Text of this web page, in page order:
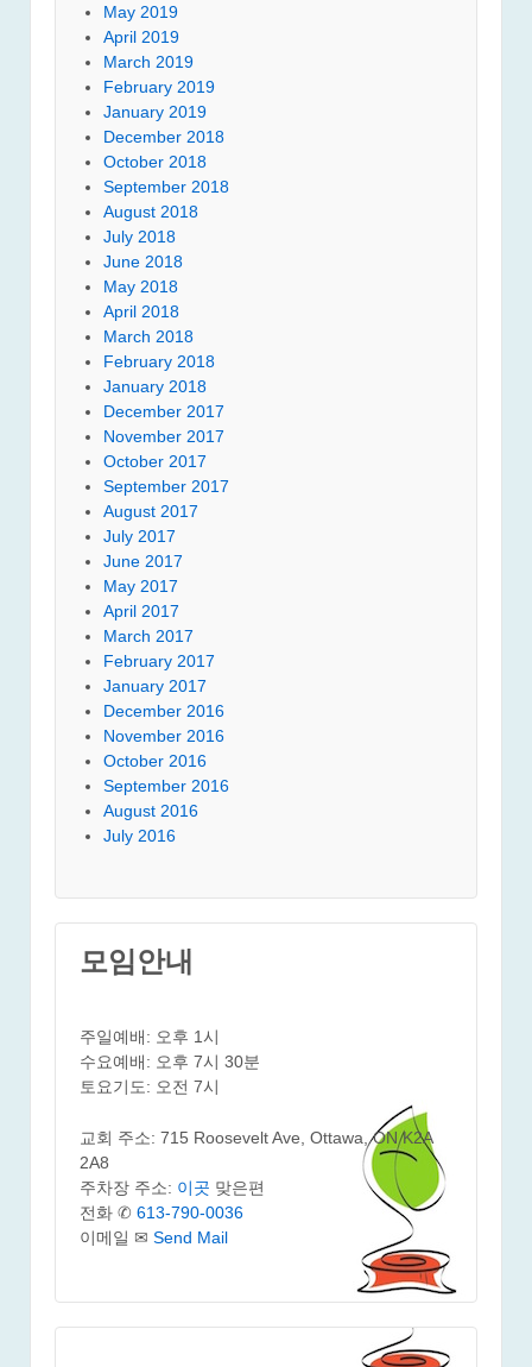
May 2019
April 2019
March 2019
February 2019
January 2019
December 2018
October 2018
September 2018
August 2018
July 2018
June 2018
May 2018
April 2018
March 2018
February 2018
January 2018
December 2017
November 2017
October 2017
September 2017
August 2017
July 2017
June 2017
May 2017
April 2017
March 2017
February 2017
January 2017
December 2016
November 2016
October 2016
September 2016
August 2016
July 2016
모임안내
주일예배: 오후 1시
수요예배: 오후 7시 30분
토요기도: 오전 7시
교회 주소: 715 Roosevelt Ave, Ottawa, ON K2A
2A8
주차장 주소: 이곳 맞은편
전화 ✆ 613-790-0036
이메일 ✉ Send Mail